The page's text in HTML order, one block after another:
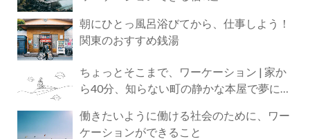
朝にひとっ風呂浴びてから、仕事しよう！
関東のおすすめ銭湯
ちょっとそこまで、ワーケーション | 家か
ら40分、知らない町の静かな本屋で夢に近
働きたいように働ける社会のために、ワー
ケーションができること